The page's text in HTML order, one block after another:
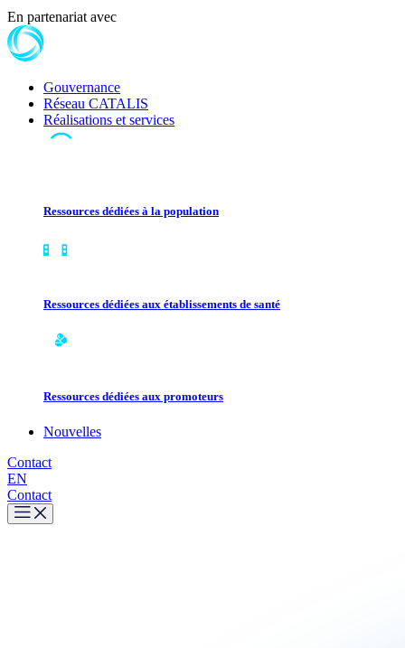
En partenariat avec
Gouvernance
Réseau CATALIS
Réalisations et services
Ressources dédiées à la population
Ressources dédiées aux établissements de santé
Ressources dédiées aux promoteurs
Nouvelles
Contact
EN
Contact